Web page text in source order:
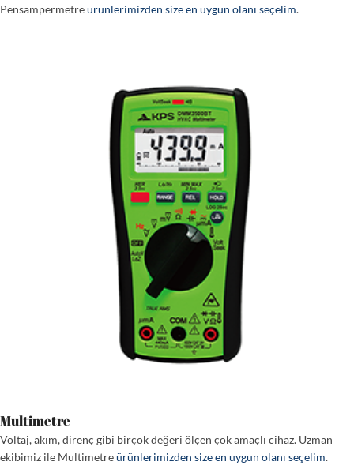
Pensampermetreürünlerimizden size en uygun olanı seçelim.
Multimetre
Voltaj, akım, direnç gibi birçok değeri ölçen çok amaçlı cihaz. Uzman
ekibimiz ile Multimetreürünlerimizden size en uygun olanı seçelim.